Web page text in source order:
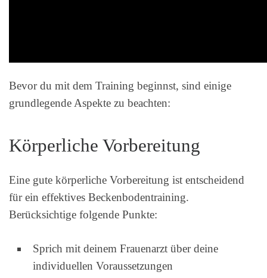
Bevor du mit dem Training beginnst, sind einige
grundlegende Aspekte zu beachten:
Körperliche Vorbereitung
Eine gute körperliche Vorbereitung ist entscheidend
für ein effektives Beckenbodentraining.
Berücksichtige folgende Punkte:
Sprich mit deinem Frauenarzt über deine
individuellen Voraussetzungen